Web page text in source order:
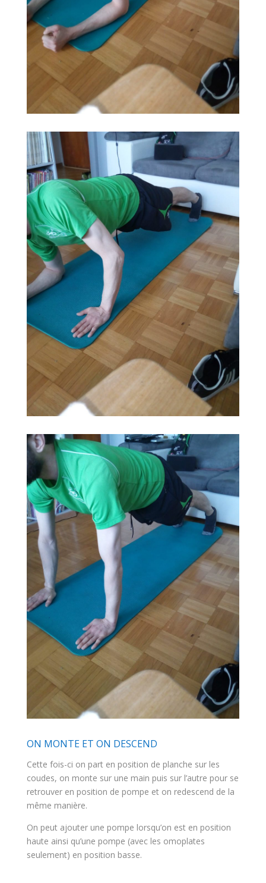
ON MONTE ET ON DESCEND
Cette fois-ci on part en position de planche sur les
coudes, on monte sur une main puis sur l’autre pour se
retrouver en position de pompe et on redescend de la
même manière.
On peut ajouter une pompe lorsqu’on est en position
haute ainsi qu’une pompe (avec les omoplates
seulement) en position basse.